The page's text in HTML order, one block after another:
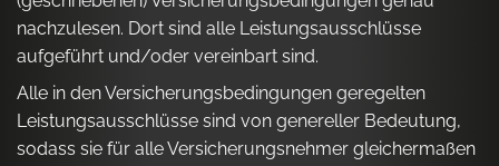
nachzulesen. Dort sind alle Leistungsausschlüsse
aufgeführt und/oder vereinbart sind.
Alle in den Versicherungsbedingungen geregelten
Leistungsausschlüsse sind von genereller Bedeutung,
sodass sie für alle Versicherungsnehmer gleichermaßen